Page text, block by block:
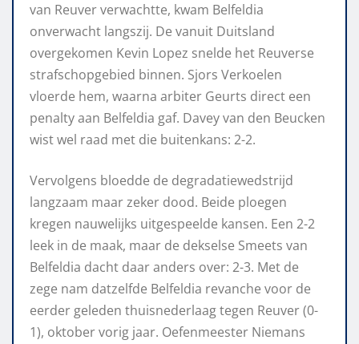
van Reuver verwachtte, kwam Belfeldia
onverwacht langszij. De vanuit Duitsland
overgekomen Kevin Lopez snelde het Reuverse
strafschopgebied binnen. Sjors Verkoelen
vloerde hem, waarna arbiter Geurts direct een
penalty aan Belfeldia gaf. Davey van den Beucken
wist wel raad met die buitenkans: 2-2.
Vervolgens bloedde de degradatiewedstrijd
langzaam maar zeker dood. Beide ploegen
kregen nauwelijks uitgespeelde kansen. Een 2-2
leek in de maak, maar de dekselse Smeets van
Belfeldia dacht daar anders over: 2-3. Met de
zege nam datzelfde Belfeldia revanche voor de
eerder geleden thuisnederlaag tegen Reuver (0-
1), oktober vorig jaar. Oefenmeester Niemans